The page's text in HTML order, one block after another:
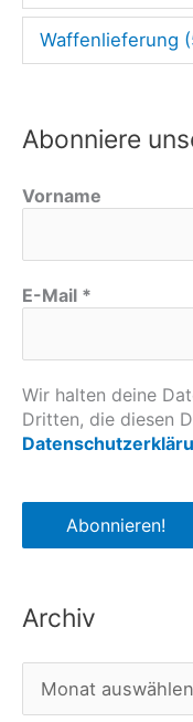
Waffenlieferung
Abonniere
Vorname
E-Mail *
Wir halten deine
Dritten, die diesen
Archiv
r